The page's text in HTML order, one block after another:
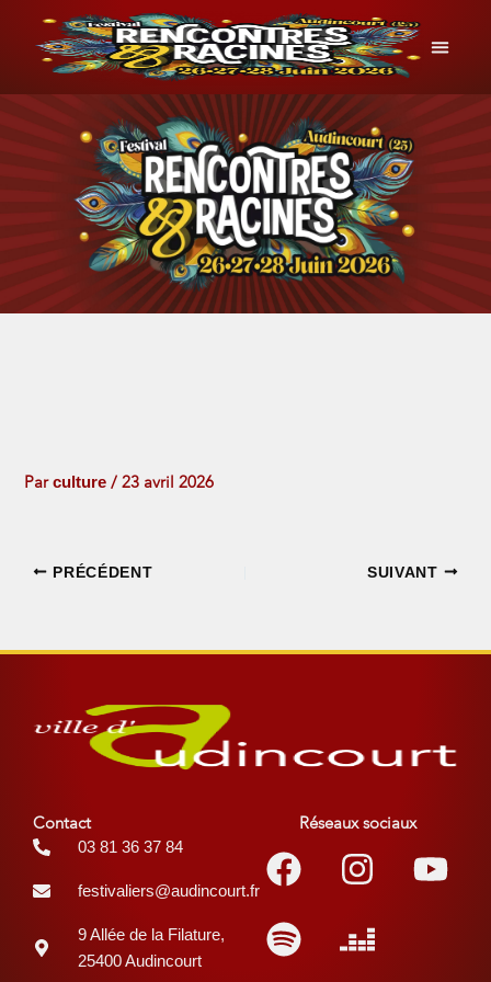
contenu
Parculture/23 avril 2026
PRÉCÉDENT SUIVANT
Contact
03 81 36 37 84
festivaliers@audincourt.fr
9 Allée de la Filature,
25400 Audincourt
Réseaux sociaux
Facebook
SpotifyDeezer